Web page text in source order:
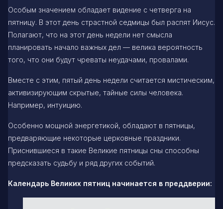
Особым значением обладает видение с четверга на
пятницу. В этот день страстной седмицы был распят Иисус.
Полагают, что на этот день недели нет смысла
планировать начало важных дел — велика вероятность
того, что они будут чреваты неудачами, провалами.
Вместе с этим, пятый день недели считается мистическим,
активизирующим скрытые, тайные силы человека.
Например, интуицию.
Особенно мощной энергетикой, обладают в пятницы,
предваряющие некоторые церковные праздники.
Приснившиеся в такие Великие пятницы сны способны
предсказать судьбу и ряд других событий.
Календарь Великих пятниц начинается в преддверии: